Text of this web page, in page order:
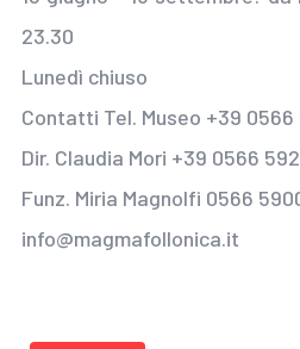
23.30
Lunedì chiuso
Contatti Tel. Museo +39 0566
Dir. Claudia Mori +39 0566
Funz. Miria Magnolfi 0566
info@magmafollonica.it